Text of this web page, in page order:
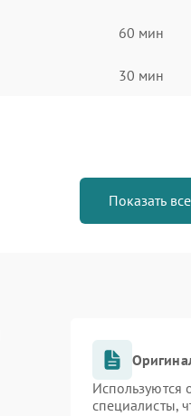
60 мин
30 мин
Показать
специалисты,